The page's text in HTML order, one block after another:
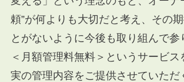
頼”が何よりも大切だと考え、その
とがないように今後も取り組んで参
＜月額管理料無料＞というサービス
実の管理内容をご提供させていただ